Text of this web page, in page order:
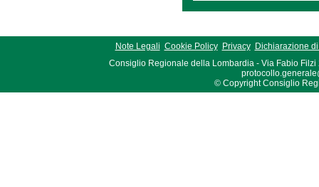
Note Legali Cookie Policy Privacy
Dichiarazione
Consiglio Regionale della Lombardia - Via Fabio Filzi
© Copyright Consiglio